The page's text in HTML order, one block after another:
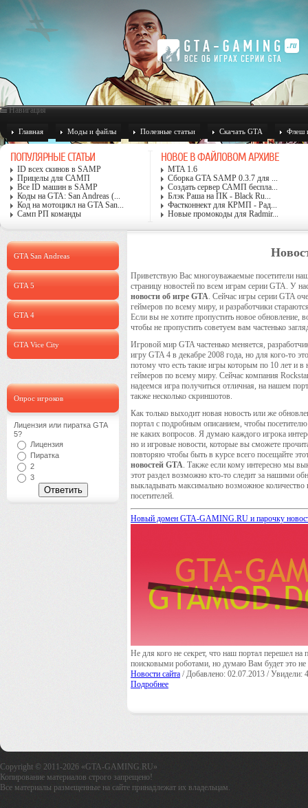
Навигация
Главная Моды и файлы Полезные статьи Скачать GTA Флеш
ПОПУЛЯРНЫЕ СТАТЬИ
ID всех скинов в SAMP
Прицелы для САМП
Все ID машин в SAMP
Коды на GTA: San Andreas (...
Код на мотоцикл на GTA San...
Самп РП команды
НОВОЕ В ФАЙЛОВОМ АРХИВЕ
MTA 1.6
Сборка GTA SAMP 0.3.7 для ...
Создать сервер САМП беспла...
Блэк Раша на ПК - Black Ru...
Фастконнект для КРМП - Рад...
Новые промокоды для Radmir...
GTA San Andreas
GTA 5
GTA 4
GTA Vice City
Опрос игроков
Лицензия или пиратка GTA
5?
Лицензия
Пиратка
2
3
Приветствую Вас многоуважаемые посетители
страницу новостей по всем играм серии GTA. У
новости об игре GTA. Сейчас игры серии GTA
геймеров по всему миру, и разработчики
Если вы не хотите пропустить новое обновление,
чтобы не пропустить советуем вам частенько
Игровой мир GTA частенько меняется,
игру GTA 4 в декабре 2008 года, но для кого-то
потому что есть такие игры которым по 10 лет и
геймеров по всему миру. Сейчас компания
надеемся игра получиться отличная, на нашем
также несколько скриншотов.
Как только выходит новая новость или же
портал с подробным описанием, чтобы
не каких вопросов. Я думаю каждого игрока
но и игровые новости, которые вы сможете
повторяю чтобы быть в курсе всего посещайте
новостей GTA. Также если кому интересно мы
этот раздел возможно кто-то следит за нашими
выкладывать максимально возможное количество
посетителей.
Новый домен GTA-GAMING.RU и парочку
Не для кого не секрет, что наш портал перешел
поисковыми роботами, но думаю Вам будет это
Новости сайта / Добавлено: 02.07.2013 / Увидели:
Подробнее
Copyright © 2011-2026 «GTA-GAMING.RU»
Копирование материалов строго запрещено!
Все материалы размещенные на сайте принадлежат их владельцам.